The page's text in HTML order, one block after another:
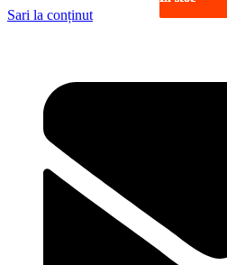
Sari la conținut